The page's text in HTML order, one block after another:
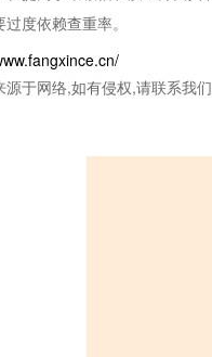
度依赖查重率。
于网络,如有侵权,请联系我